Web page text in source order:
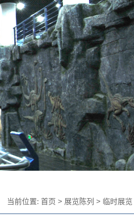
当前位置: 首页 > 展览陈列 > 临时展览